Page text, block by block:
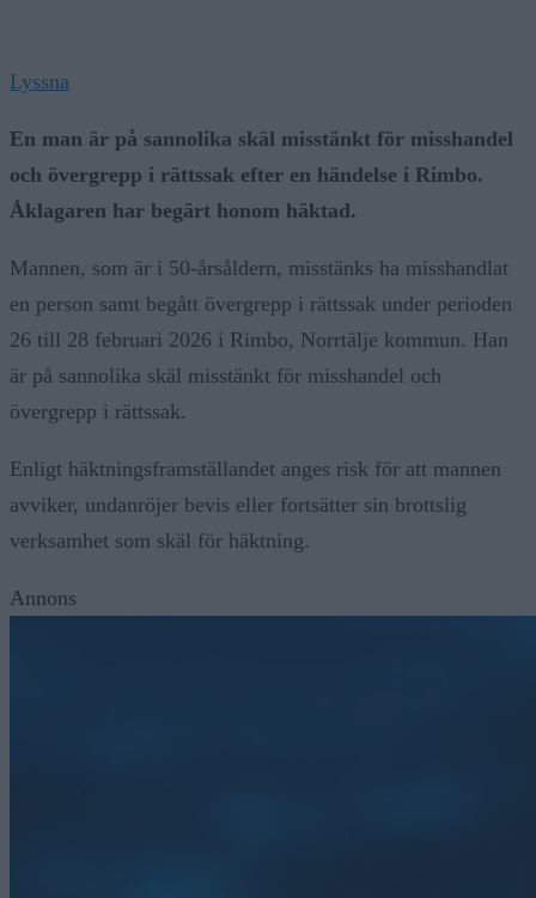
Lyssna
En man är på sannolika skäl misstänkt för misshandel
och övergrepp i rättssak efter en händelse i Rimbo.
Åklagaren har begärt honom häktad.
Mannen, som är i 50-årsåldern, misstänks ha misshandlat
en person samt begått övergrepp i rättssak under perioden
26 till 28 februari 2026 i Rimbo, Norrtälje kommun. Han
är på sannolika skäl misstänkt för misshandel och
övergrepp i rättssak.
Enligt häktningsframställandet anges risk för att mannen
avviker, undanröjer bevis eller fortsätter sin brottslig
verksamhet som skäl för häktning.
Annons